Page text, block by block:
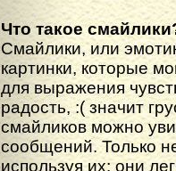
Что такое
Смайлики, или
картинки, которые
для выражения
радость, :( значит
смайликов можно
сообщений. Только
используя их: они